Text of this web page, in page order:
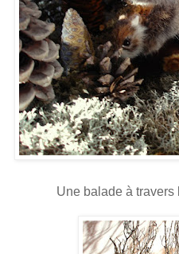
Une balade à travers